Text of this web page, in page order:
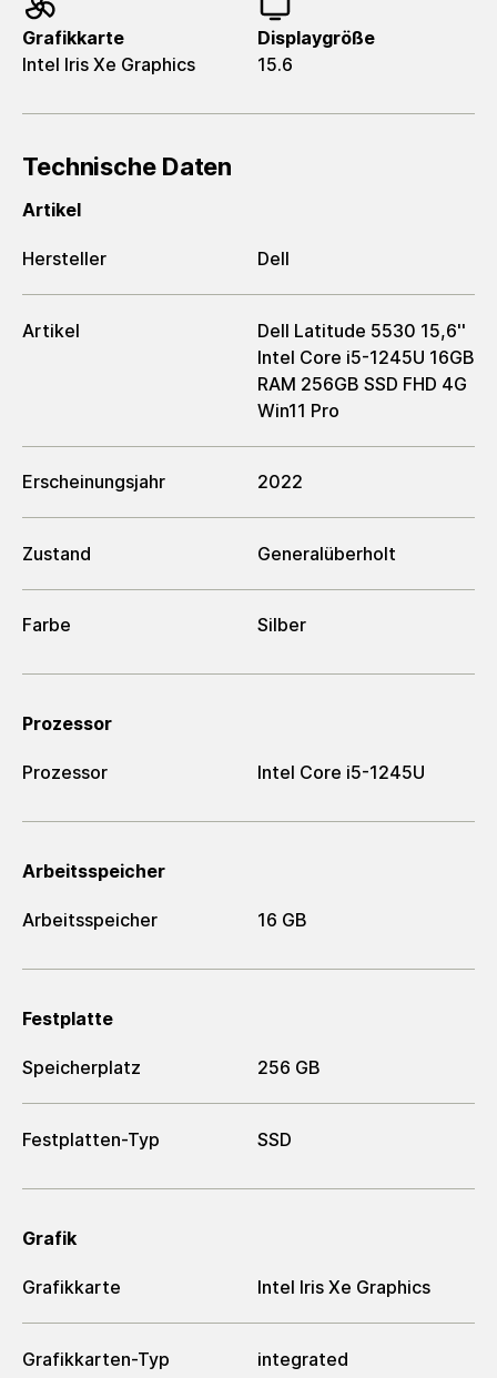
Grafikkarte
Intel Iris Xe Graphics
Displaygröße
15.6
Technische Daten
Artikel
Hersteller Dell
Artikel
Dell Latitude 5530 15,6''
Intel Core i5-1245U 16GB
RAM 256GB SSD FHD 4G
Win11 Pro
Erscheinungsjahr 2022
Zustand Generalüberholt
Farbe Silber
Prozessor
Prozessor Intel Core i5-1245U
Arbeitsspeicher
Arbeitsspeicher 16 GB
Festplatte
Speicherplatz 256 GB
Festplatten-Typ SSD
Grafik
Grafikkarte Intel Iris Xe Graphics
Grafikkarten-Typ integrated